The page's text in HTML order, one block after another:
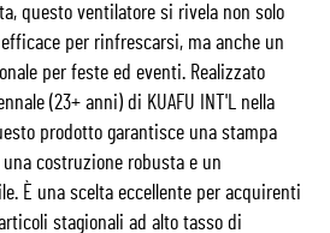
questo ventilatore si rivela non solo
per rinfrescarsi, ma anche un
per feste ed eventi. Realizzato
(23+ anni) di KUAFU INT'L nella
prodotto garantisce una stampa
costruzione robusta e un
È una scelta eccellente per acquirenti
stagionali ad alto tasso di